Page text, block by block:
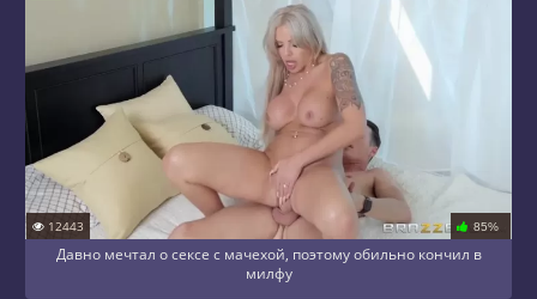
12443 85%
Давно мечтал о сексе с мачехой, поэтому обильно кончил в
милфу